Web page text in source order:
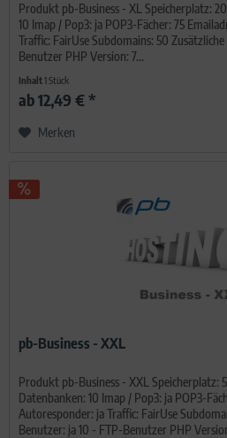
Produkt pb-Business - XL Speicherplatz:
10 Imap / Pop3: ja POP3-Fächer: 75
Traffic: FairUse Subdomains: 50
Benutzer PHP Version: 7...
Inhalt1 Stück
ab 12,49 € *
Merken
pb-Business - XXL
Produkt pb-Business - XXL Speicherplatz:
Datenbanken: 10 Imap / Pop3: ja POP3-
Autoresponder: ja Traffic: FairUse
Benutzer: ja 10 - FTP-Benutzer PHP